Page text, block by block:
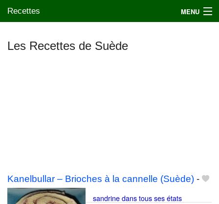
Recettes MENU
Les Recettes de Suède
Kanelbullar – Brioches à la cannelle (Suède) -
sandrine dans tous ses états